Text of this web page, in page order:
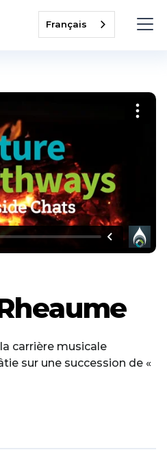
Français
carrière musicale
sur une succession de «